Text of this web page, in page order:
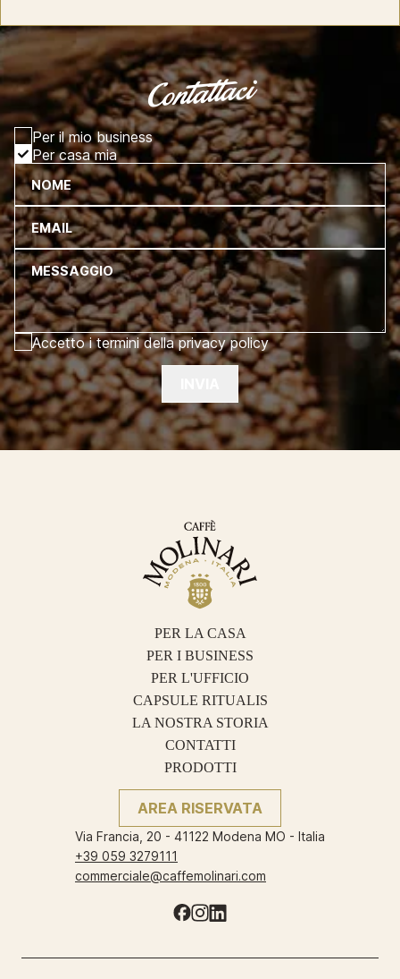
Contattaci
Per il mio business
Per casa mia
NOME
EMAIL
MESSAGGIO
Accetto i termini della privacy policy
PER LA CASA
PER I BUSINESS
PER L'UFFICIO
CAPSULE RITUALIS
LA NOSTRA STORIA
CONTATTI
PRODOTTI
AREA RISERVATA
Via Francia, 20 - 41122 Modena MO - Italia
+39 059 3279111
commerciale@caffemolinari.com